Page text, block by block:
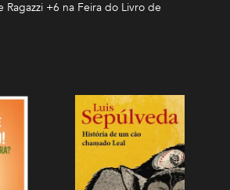
Ragazzi +6 na Feira do Livro de